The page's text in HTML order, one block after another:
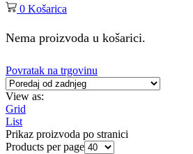
0 Košarica
Nema proizvoda u košarici.
Povratak na trgovinu
View as:
Grid
List
Prikaz proizvoda po stranici
Products per page